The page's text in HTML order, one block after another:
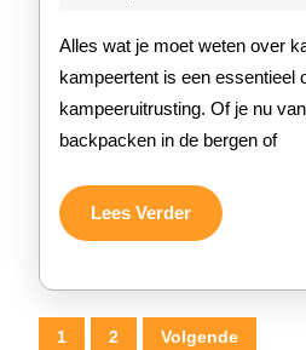
Alles wat je moet weten over kampeertenten Een
kampeertent is een essentieel
kampeeruitrusting. Of je nu
backpacken in de bergen of
Lees VerderLees
Verder
Berichten
1 2 Volgende